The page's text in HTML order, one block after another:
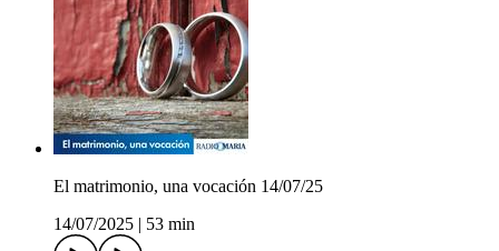
El matrimonio, una vocación 14/07/25
14/07/2025
53 min